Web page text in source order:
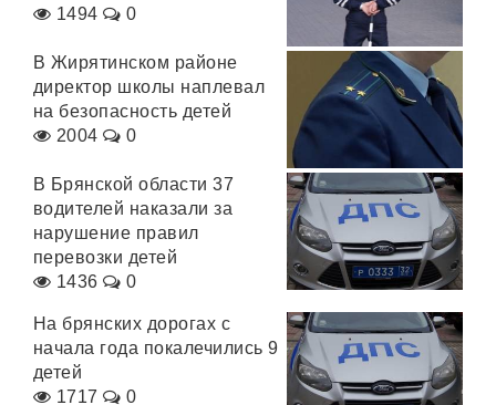
1494
0
В Жирятинском районе
директор школы наплевал
на безопасность детей
2004
0
В Брянской области 37
водителей наказали за
нарушение правил
перевозки детей
1436
0
На брянских дорогах с
начала года покалечились 9
детей
1717
0